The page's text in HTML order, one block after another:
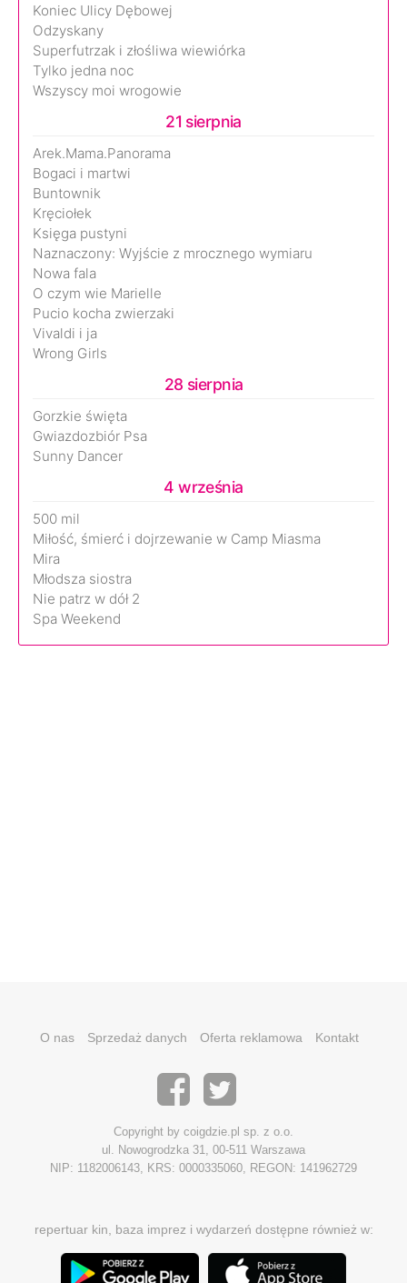
Koniec Ulicy Dębowej
Odzyskany
Superfutrzak i złośliwa wiewiórka
Tylko jedna noc
Wszyscy moi wrogowie
21 sierpnia
Arek.Mama.Panorama
Bogaci i martwi
Buntownik
Kręciołek
Księga pustyni
Naznaczony: Wyjście z mrocznego wymiaru
Nowa fala
O czym wie Marielle
Pucio kocha zwierzaki
Vivaldi i ja
Wrong Girls
28 sierpnia
Gorzkie święta
Gwiazdozbiór Psa
Sunny Dancer
4 września
500 mil
Miłość, śmierć i dojrzewanie w Camp Miasma
Mira
Młodsza siostra
Nie patrz w dół 2
Spa Weekend
O nas Sprzedaż danych Oferta reklamowa Kontakt
Copyright by coigdzie.pl sp. z o.o.
ul. Nowogrodzka 31, 00-511 Warszawa
NIP: 1182006143, KRS: 0000335060, REGON: 141962729
repertuar kin, baza imprez i wydarzeń dostępne również w: